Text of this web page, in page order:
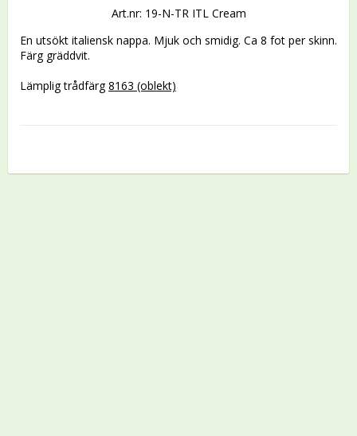
Art.nr: 19-N-TR ITL Cream
En utsökt italiensk nappa. Mjuk och smidig. Ca 8 fot per skinn.
Färg gräddvit.
Lämplig trådfärg 8163 (oblekt)